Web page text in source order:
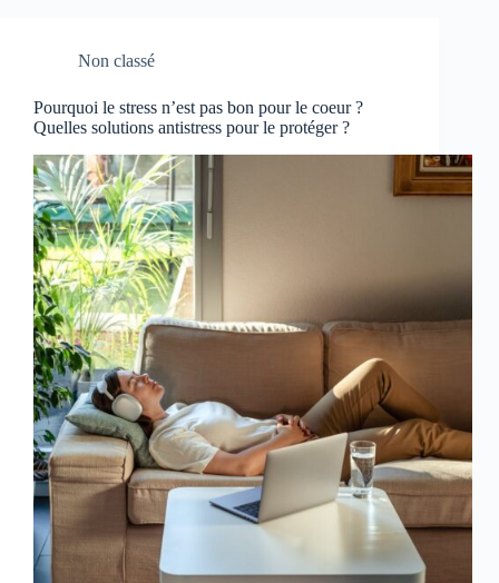
Non classé
Pourquoi le stress n’est pas bon pour le coeur ?
Quelles solutions antistress pour le protéger ?